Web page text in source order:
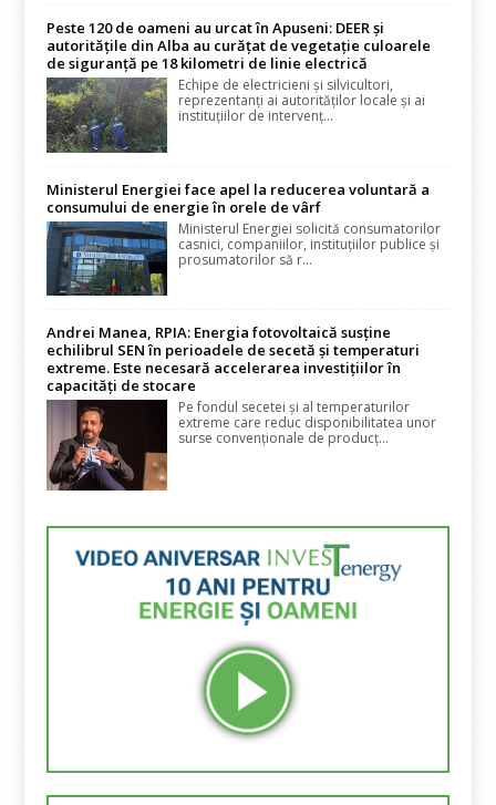
Peste 120 de oameni au urcat în Apuseni: DEER și
autoritățile din Alba au curățat de vegetație culoarele
de siguranță pe 18 kilometri de linie electrică
Echipe de electricieni și silvicultori,
reprezentanți ai autorităților locale și ai
instituțiilor de intervenț...
Ministerul Energiei face apel la reducerea voluntară a
consumului de energie în orele de vârf
Ministerul Energiei solicită consumatorilor
casnici, companiilor, instituțiilor publice și
prosumatorilor să r...
Andrei Manea, RPIA: Energia fotovoltaică susține
echilibrul SEN în perioadele de secetă și temperaturi
extreme. Este necesară accelerarea investițiilor în
capacități de stocare
Pe fondul secetei și al temperaturilor
extreme care reduc disponibilitatea unor
surse convenționale de producț...